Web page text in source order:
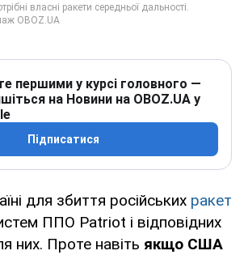
першими у курсі головного —
на Новини на OBOZ.UA у
Підписатися
для збиття російських ракет
ППО Patriot і відповідних
них. Проте навіть якщо США